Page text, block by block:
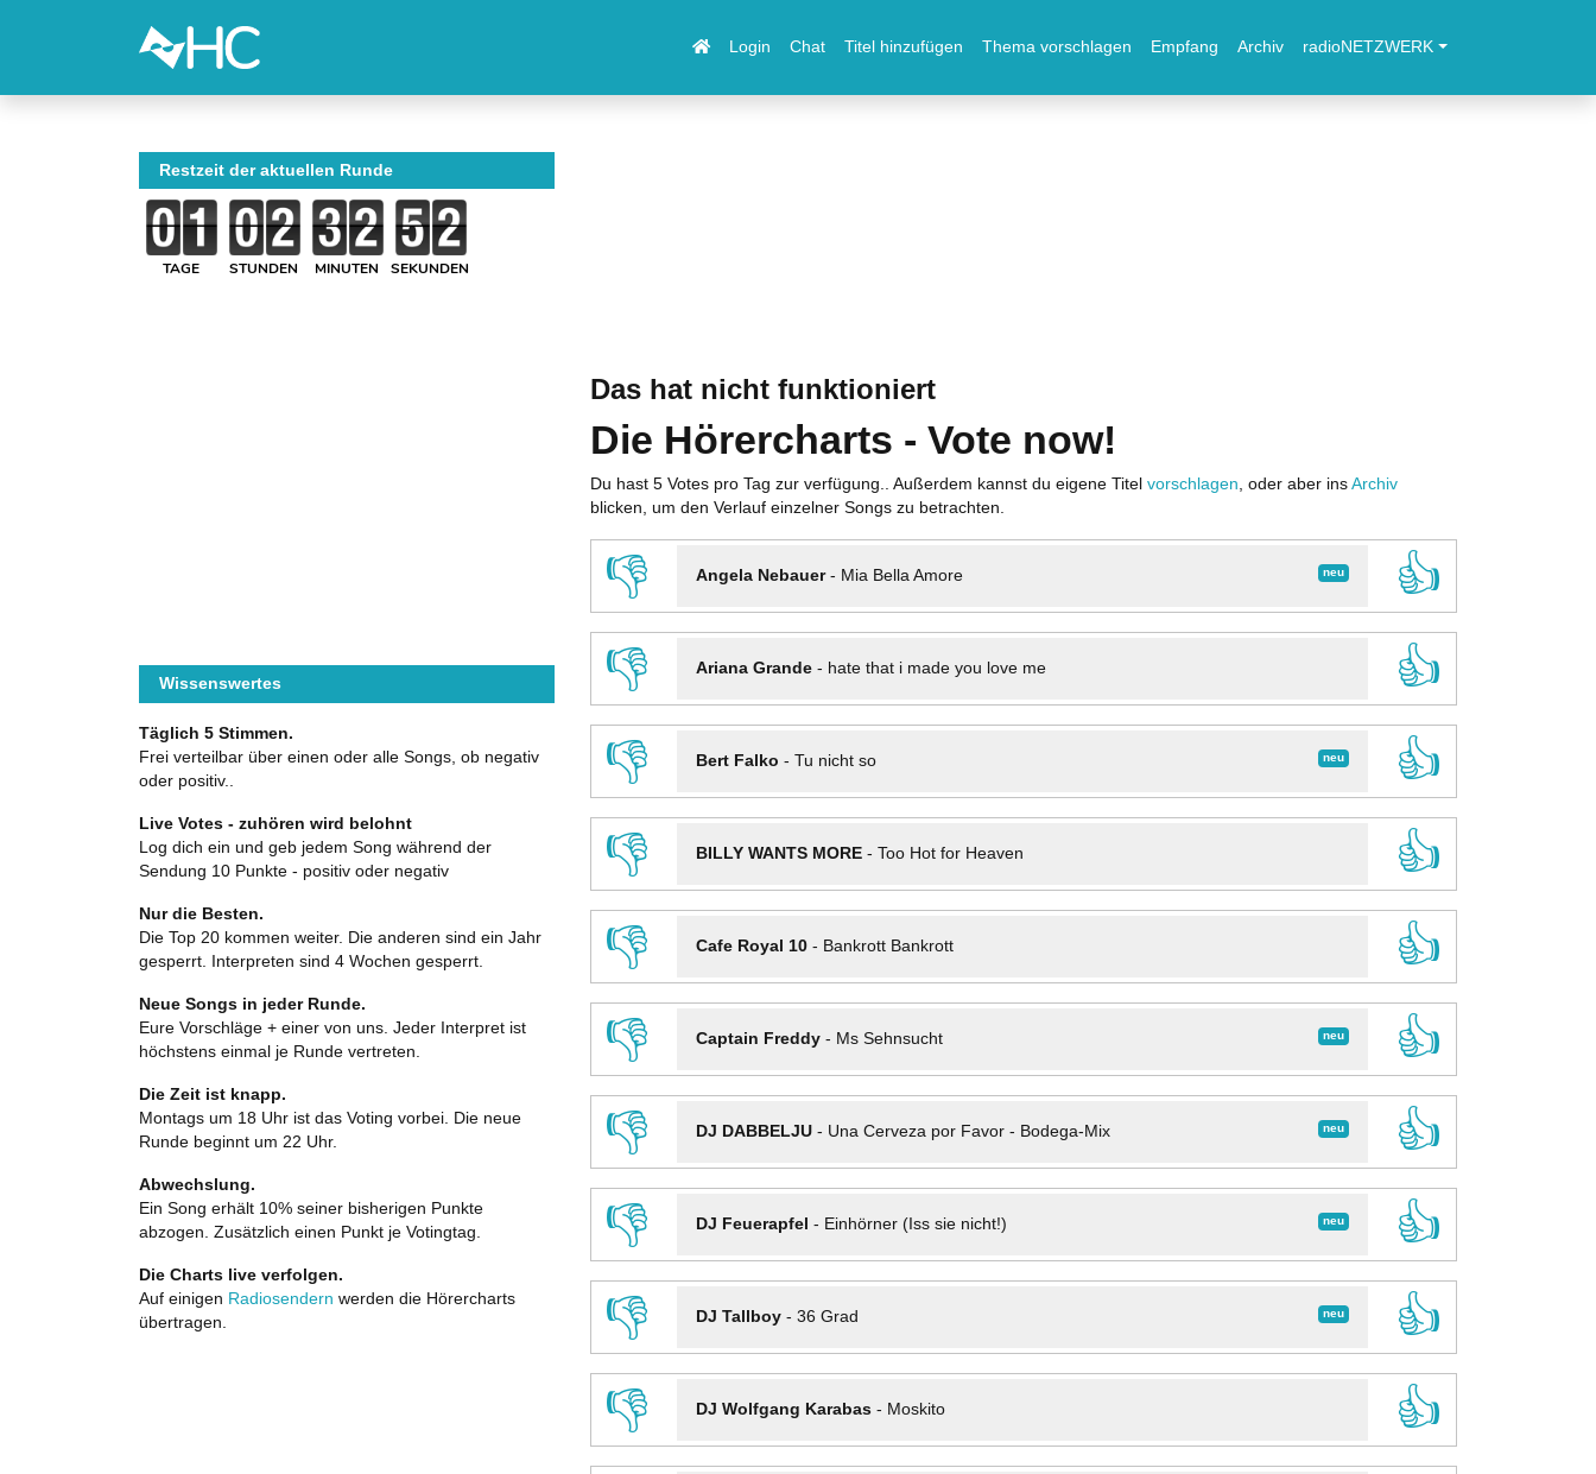
Login Chat Titel hinzufügen Thema vorschlagen Empfang Archiv radioNETZWERK
Das hat nicht funktioniert
Die Hörercharts - Vote now!
Du hast 5 Votes pro Tag zur verfügung.. Außerdem kannst du eigene Titel vorschlagen , oder aber ins Archiv
blicken, um den Verlauf einzelner Songs zu betrachten.
👎 neu
Angela Nebauer- Mia Bella Amore
👍
👎
Ariana Grande- hate that i made you love me
👍
👎
neu
Bert Falko - Tu nicht so
👍
👎
BILLY WANTS MORE- Too Hot for Heaven
👍
👎
Cafe Royal 10- Bankrott Bankrott
👍
👎
neu
Captain Freddy- Ms Sehnsucht
👍
👎
neu
DJ DABBELJU- Una Cerveza por Favor - Bodega-Mix
👍
👎
neu
DJ Feuerapfel - Einhörner (Iss sie nicht!)
👍
👎
neu
DJ Tallboy- 36 Grad
👍
👎
DJ Wolfgang Karabas- Moskito
👍
Restzeit der aktuellen Runde
TAGE STUNDEN MINUTEN SEKUNDEN
Wissenswertes
Täglich 5 Stimmen.
Frei verteilbar über einen oder alle Songs, ob negativ
oder positiv..
Live Votes - zuhören wird belohnt
Log dich ein und geb jedem Song während der
Sendung 10 Punkte - positiv oder negativ
Nur die Besten.
Die Top 20 kommen weiter. Die anderen sind ein Jahr
gesperrt. Interpreten sind 4 Wochen gesperrt.
Neue Songs in jeder Runde.
Eure Vorschläge + einer von uns. Jeder Interpret ist
höchstens einmal je Runde vertreten.
Die Zeit ist knapp.
Montags um 18 Uhr ist das Voting vorbei. Die neue
Runde beginnt um 22 Uhr.
Abwechslung.
Ein Song erhält 10% seiner bisherigen Punkte
abzogen. Zusätzlich einen Punkt je Votingtag.
Die Charts live verfolgen.
Auf einigen Radiosendern werden die Hörercharts
übertragen.